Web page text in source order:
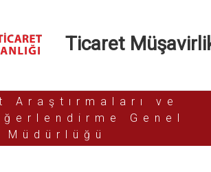
Ticaret
Araştırmaları ve
Genel
Müdürlüğü